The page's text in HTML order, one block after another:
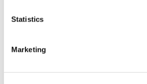
Statistics
Marketing
Puhelinnumero
esittely, kysymyksiä &